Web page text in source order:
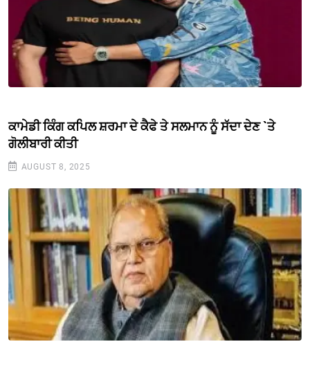
ਕਾਮੇਡੀ ਕਿੰਗ ਕਪਿਲ ਸ਼ਰਮਾ ਦੇ ਕੈਫੇ ਤੇ ਸਲਮਾਨ ਨੂੰ ਸੱਦਾ ਦੇਣ `ਤੇ
ਗੋਲੀਬਾਰੀ ਕੀਤੀ
AUGUST 8, 2025